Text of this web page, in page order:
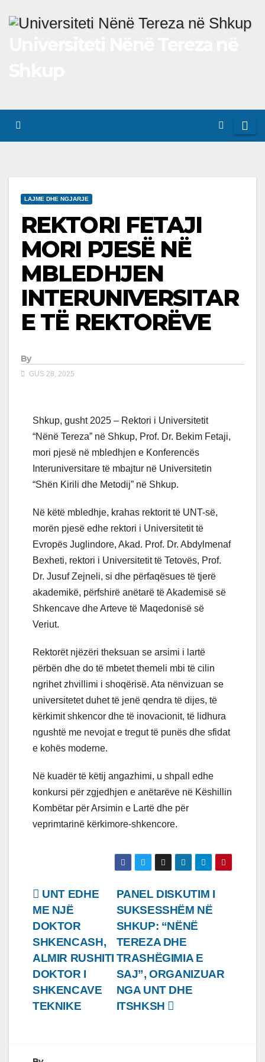
LAJME DHE NGJARJE
REKTORI FETAJI
MORI PJESË NË
MBLEDHJEN
INTERUNIVERSITAR
E TË REKTORËVE
By
GUS 28, 2025
Shkup, gusht 2025 – Rektori i Universitetit
“Nënë Tereza” në Shkup, Prof. Dr. Bekim Fetaji,
mori pjesë në mbledhjen e Konferencës
Interuniversitare të mbajtur në Universitetin
“Shën Kirili dhe Metodij” në Shkup.
Në këtë mbledhje, krahas rektorit të UNT-së,
morën pjesë edhe rektori i Universitetit të
Evropës Juglindore, Akad. Prof. Dr. Abdylmenaf
Bexheti, rektori i Universitetit të Tetovës, Prof.
Dr. Jusuf Zejneli, si dhe përfaqësues të tjerë
akademikë, përfshirë anëtarë të Akademisë së
Shkencave dhe Arteve të Maqedonisë së
Veriut.
Rektorët njëzëri theksuan se arsimi i lartë
përbën dhe do të mbetet themeli mbi të cilin
ngrihet zhvillimi i shoqërisë. Ata nënvizuan se
universitetet duhet të jenë qendra të dijes, të
kërkimit shkencor dhe të inovacionit, të lidhura
ngushtë me nevojat e tregut të punës dhe sfidat
e kohës moderne.
Në kuadër të këtij angazhimi, u shpall edhe
konkursi për zgjedhjen e anëtarëve në Këshillin
Kombëtar për Arsimin e Lartë dhe për
veprimtarinë kërkimore-shkencore.
Lëvizje
te
postimet
PANEL DISKUTIM I
SUKSESSHËM NË
SHKUP: “NËNË
TEREZA DHE
TRASHËGIMIA E
SAJ”, ORGANIZUAR
NGA UNT DHE
ITSHKSH
UNT EDHE
ME NJË
DOKTOR
SHKENCASH,
ALMIR RUSHITI
DOKTOR I
SHKENCAVE
TEKNIKE